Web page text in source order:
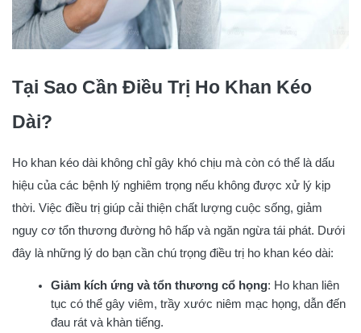
Tại Sao Cần Điều Trị Ho Khan Kéo
Dài?
Ho khan kéo dài không chỉ gây khó chịu mà còn có thể là dấu
hiệu của các bệnh lý nghiêm trọng nếu không được xử lý kịp
thời. Việc điều trị giúp cải thiện chất lượng cuộc sống, giảm
nguy cơ tổn thương đường hô hấp và ngăn ngừa tái phát. Dưới
đây là những lý do bạn cần chú trọng điều trị ho khan kéo dài:
Giảm kích ứng và tổn thương cổ họng: Ho khan liên
tục có thể gây viêm, trầy xước niêm mạc họng, dẫn đến
đau rát và khàn tiếng.